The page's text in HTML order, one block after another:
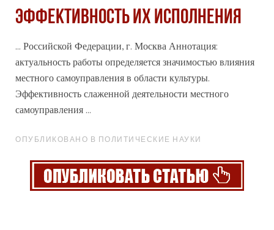
ЭФФЕКТИВНОСТЬ ИХ ИСПОЛНЕНИЯ
... Российской Федерации, г. Москва Аннотация:
актуальность работы определяется значимостью влияния
местного самоуправления в области культуры.
Эффективность слаженной деятельности местного
самоуправления ...
ОПУБЛИКОВАНО В ПОЛИТИЧЕСКИЕ НАУКИ